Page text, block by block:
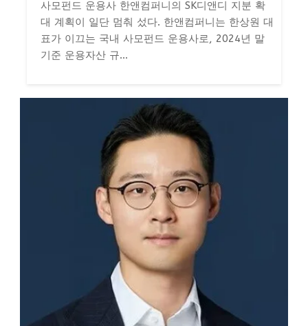
사모펀드 운용사 한앤컴퍼니의 SK디앤디 지분 확
대 계획이 일단 멈춰 섰다. 한앤컴퍼니는 한상원 대
표가 이끄는 국내 사모펀드 운용사로, 2024년 말
기준 운용자산 규...